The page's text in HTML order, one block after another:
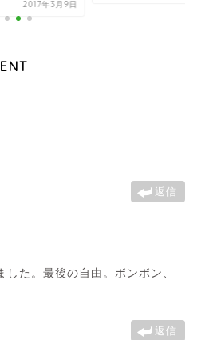
2017年3月9日
返信
た。最後の自由。ボンボン、
返信